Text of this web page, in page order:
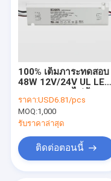
100% เต็มภาระทดสอบ
48W 12V/24V UL LED
ไฟฟ้า LED
ราคา:USD6.81/pcs
MOQ:1,000
รับราคาล่าสุด
ติดต่อตอนนี้